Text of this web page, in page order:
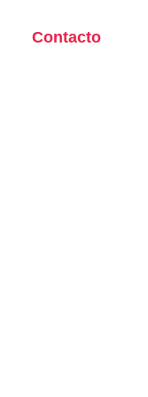
Contacto